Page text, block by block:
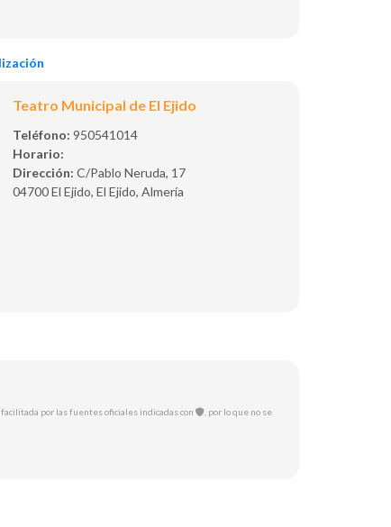
Teatro Municipal de El Ejido
Teléfono:950541014
Horario:
Dirección:C/Pablo Neruda, 17
04700 El Ejido, El Ejido, Almería
por las fuentes oficiales indicadas con
, por lo que no se